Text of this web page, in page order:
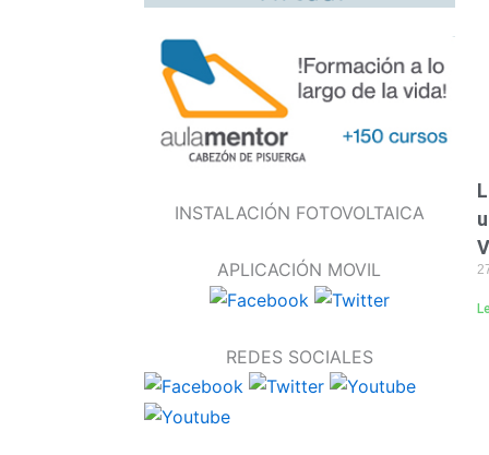
INSTALACIÓN FOTOVOLTAICA
APLICACIÓN MOVIL
REDES SOCIALES